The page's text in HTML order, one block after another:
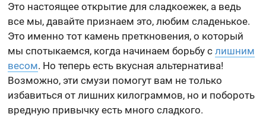
Это настоящее открытие для сладкоежек, а ведь
все мы, давайте признаем это, любим сладенькое.
Это именно тот камень преткновения, о который
мы спотыкаемся, когда начинаем борьбу слишним
весом. Но теперь есть вкусная альтернатива!
Возможно, эти смузи помогут вам не только
избавиться от лишних килограммов, но и побороть
вредную привычку есть много сладкого.